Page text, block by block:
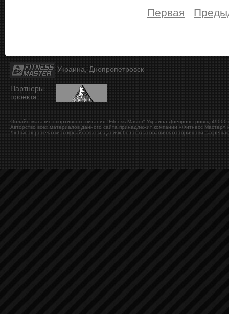
Первая
Украина, Днепропетровск
Партнеры
проекта:
Онлайн магазин спортивного питания "Fitness Master" Украина Днепропетровск, 49000
Авторство всех материалов данного сайта принадлежит компании «Фитнесс Мастер»
Любые перепечатки в офлайновых изданиях без согласования категорически